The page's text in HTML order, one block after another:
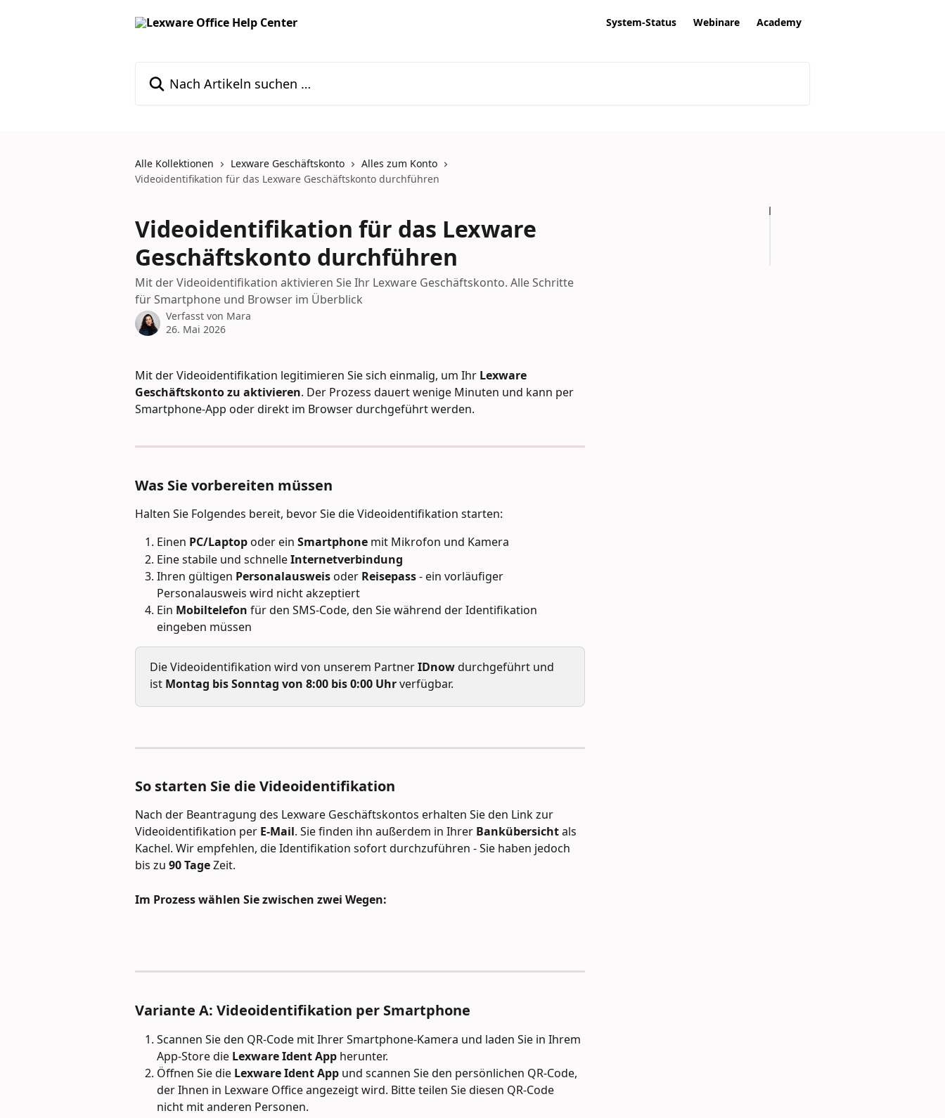
System-Status Webinare Academy
Alle Kollektionen Lexware Geschäftskonto
Alles zum Konto
Videoidentifikation für das Lexware Geschäftskonto durchführen
Videoidentifikation für das Lexware
Geschäftskonto durchführen
Mit der Videoidentifikation aktivieren Sie Ihr Lexware Geschäftskonto. Alle Schritte
für Smartphone und Browser im Überblick
Verfasst von Mara
26. Mai 2026
Mit der Videoidentifikation legitimieren Sie sich einmalig, um Ihr Lexware
Geschäftskonto zu aktivieren. Der Prozess dauert wenige Minuten und kann per
Smartphone-App oder direkt im Browser durchgeführt werden.
Was Sie vorbereiten müssen
Halten Sie Folgendes bereit, bevor Sie die Videoidentifikation starten:
Einen PC/Laptop oder ein Smartphone mit Mikrofon und Kamera
Eine stabile und schnelle Internetverbindung
Ihren gültigen Personalausweis oder Reisepass - ein vorläufiger
Personalausweis wird nicht akzeptiert
Ein Mobiltelefon für den SMS-Code, den Sie während der Identifikation
eingeben müssen
Die Videoidentifikation wird von unserem Partner IDnow durchgeführt und
ist Montag bis Sonntag von 8:00 bis 0:00 Uhr verfügbar.
So starten Sie die Videoidentifikation
Nach der Beantragung des Lexware Geschäftskontos erhalten Sie den Link zur
Videoidentifikation per E-Mail. Sie finden ihn außerdem in Ihrer Bankübersicht als
Kachel. Wir empfehlen, die Identifikation sofort durchzuführen - Sie haben jedoch
bis zu 90 Tage Zeit.
Im Prozess wählen Sie zwischen zwei Wegen:
Variante A: Videoidentifikation per Smartphone
Scannen Sie den QR-Code mit Ihrer Smartphone-Kamera und laden Sie in Ihrem
App-Store die Lexware Ident App herunter.
Öffnen Sie die Lexware Ident App und scannen Sie den persönlichen QR-Code,
der Ihnen in Lexware Office angezeigt wird. Bitte teilen Sie diesen QR-Code
nicht mit anderen Personen.